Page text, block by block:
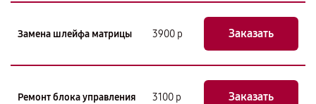
Замена шлейфа матрицы 3900 р Заказать
Ремонт блока управления 3100 р Заказать